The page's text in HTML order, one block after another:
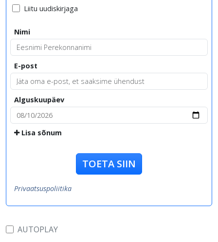
Liitu uudiskirjaga
Nimi
E-post
Alguskuupäev
Lisa sõnum
TOETA SIIN
Privaatsuspoliitika
AUTOPLAY